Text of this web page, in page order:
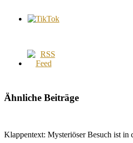
Ähnliche Beiträge
Klappentext: Mysteriöser Besuch ist